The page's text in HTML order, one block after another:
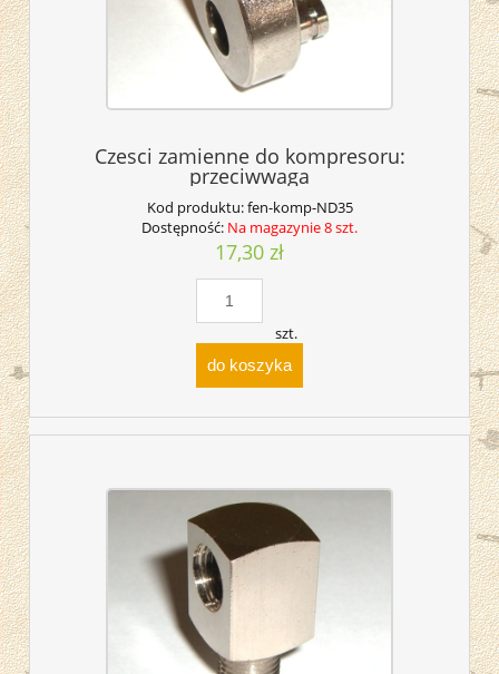
Czesci zamienne do kompresoru:
przeciwwaga
Kod produktu:fen-komp-ND35
Dostępność: Na magazynie 8 szt.
17,30 zł
szt.
do koszyka